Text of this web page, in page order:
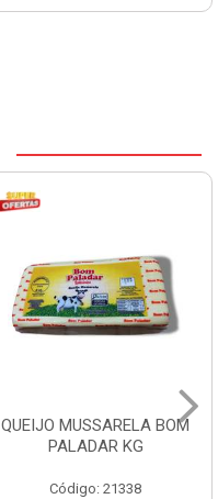
QUEIJO MUSSARELA BOM
PALADAR KG
Código: 21338